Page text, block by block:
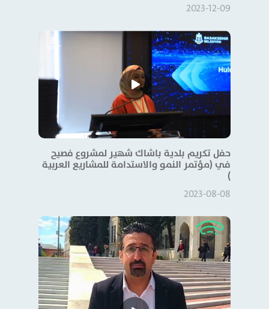
2023-12-09
حفل تكريم بلدية باشاك شهير لمشروع فصيح
في (مؤتمر النمو والاستدامة للمشاريع العربية
)
2023-08-08